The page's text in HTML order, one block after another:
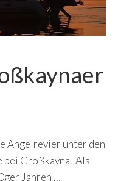
Angelrevier unter den
bei Großkayna. Als
Jahren …